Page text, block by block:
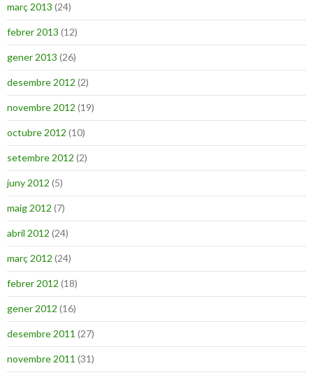
març 2013 (24)
febrer 2013 (12)
gener 2013 (26)
desembre 2012 (2)
novembre 2012 (19)
octubre 2012 (10)
setembre 2012 (2)
juny 2012 (5)
maig 2012 (7)
abril 2012 (24)
març 2012 (24)
febrer 2012 (18)
gener 2012 (16)
desembre 2011 (27)
novembre 2011 (31)